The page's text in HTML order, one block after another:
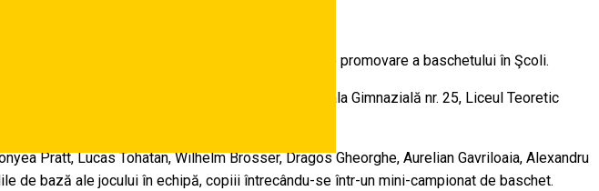
începând cu orele 11:00, o nouă acţiune de promovare a baschetului în Şcoli.
Gimnazială nr. 1, Şcoala Gimnazială nr. 18, Şcoala Gimnazială nr. 25, Liceul Teoretic
Pratt, Lucas Tohatan, Wilhelm Brosser, Dragos Gheorghe, Aurelian Gavriloaia, Alexandru
de bază ale jocului în echipă, copiii întrecându-se într-un mini-campionat de baschet.